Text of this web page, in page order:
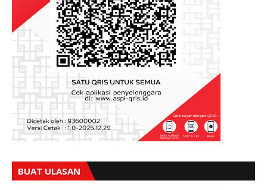
BUAT ULASAN